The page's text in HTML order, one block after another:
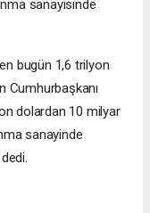
sanayisinde
bugün 1,6 trilyon
Cumhurbaşkanı
dolardan 10 milyar
sanayinde